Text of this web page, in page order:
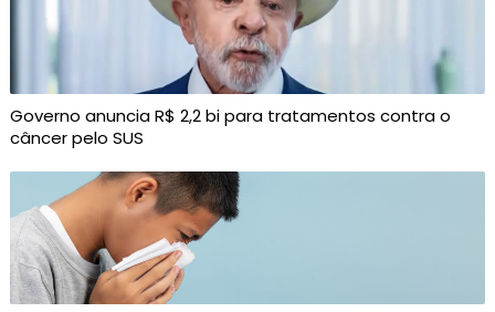
Governo anuncia R$ 2,2 bi para tratamentos contra o
câncer pelo SUS